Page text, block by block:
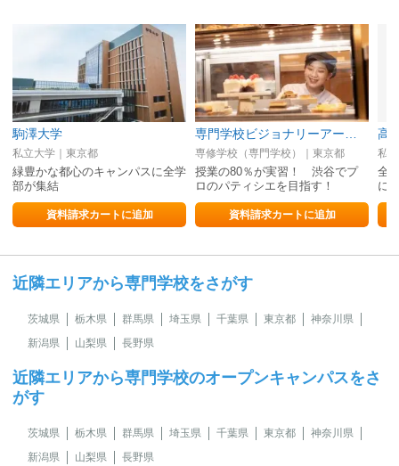
駒澤大学
私立大学｜東京都
緑豊かな都心のキャンパスに全学
部が集結
資料請求カートに追加
専修学校（専門学校）｜東京都
授業の80％が実習！ 渋谷でプ
ロのパティシエを目指す！
資料請求カートに追加
高
私
全
に
近隣エリアから専門学校をさがす
茨城県 栃木県 群馬県 埼玉県 千葉県 東京都
神奈川県
新潟県
山梨県 長野県
近隣エリアから専門学校のオープンキャンパスをさ
がす
茨城県 栃木県 群馬県 埼玉県 千葉県 東京都
神奈川県
新潟県
山梨県 長野県